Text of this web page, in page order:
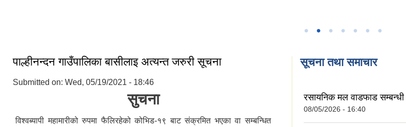
पाल्हीनन्दन गाउँपालिका बासीलाइ अत्यन्त जरुरी सूचना
Submitted on: Wed, 05/19/2021 - 18:46
सुचना
विश्वब्यापी महामारीको रुपमा फैलिरहेको कोभिड-१९ बाट संक्रमित भएका वा सम्बन्धित
सूचना तथा समाचार
रसायनिक मल वाडफाड
08/05/2026 - 16:40